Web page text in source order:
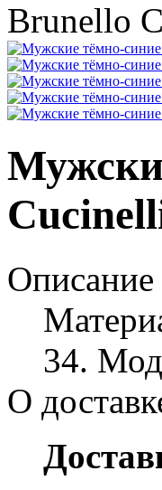
Brunello
Описание
34.
О